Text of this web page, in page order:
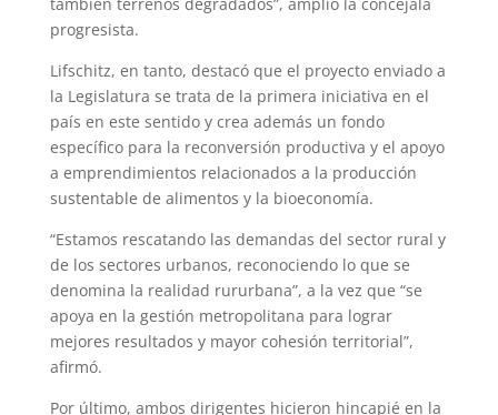
progresista.
Lifschitz, en tanto, destacó que el proyecto enviado a
la Legislatura se trata de la primera iniciativa en el
país en este sentido y crea además un fondo
específico para la reconversión productiva y el apoyo
a emprendimientos relacionados a la producción
sustentable de alimentos y la bioeconomía.
“Estamos rescatando las demandas del sector rural y
de los sectores urbanos, reconociendo lo que se
denomina la realidad rururbana”, a la vez que “se
apoya en la gestión metropolitana para lograr
mejores resultados y mayor cohesión territorial”,
afirmó.
Por último, ambos dirigentes hicieron hincapié en la